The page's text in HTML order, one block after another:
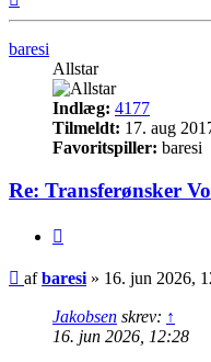
baresi
Allstar
Indlæg: 4177
Tilmeldt: 17. aug
Favoritspiller: baresi
Re: Transferønsker
Indlæg
afbaresi » 16. jun 2026,
Jakobsen skrev: ↑
16. jun 2026, 12:28